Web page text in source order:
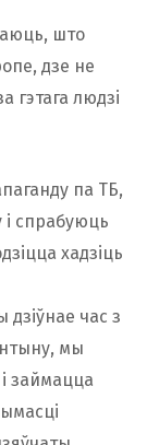
што
дзе не
гэтага людзі
па ТБ,
спрабуюць
хадзіць
час з
мы
займацца